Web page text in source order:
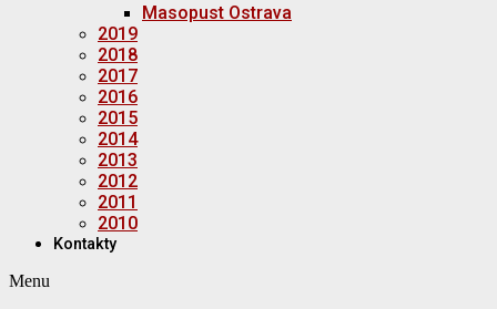
Masopust Ostrava
2019
2018
2017
2016
2015
2014
2013
2012
2011
2010
Kontakty
Menu